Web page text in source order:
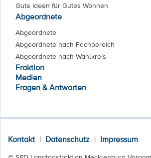
Gute Ideen für Gutes Wohnen
Abgeordnete
Abgeordnete
Abgeordnete nach Fachbereich
Abgeordnete nach Wahlkreis
Fraktion
Medien
Fragen & Antworten
Kontakt | Datenschutz | Impressum